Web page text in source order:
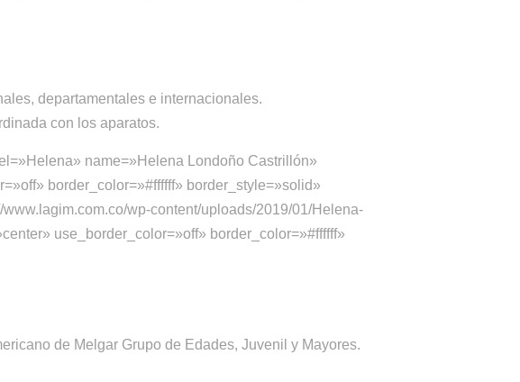
departamentales e internacionales.
con los aparatos.
name=»Helena Londoño Castrillón»
border_color=»#ffffff» border_style=»solid»
wp-content/uploads/2019/01/Helena-
use_border_color=»off» border_color=»#ffffff»
de Melgar Grupo de Edades, Juvenil y Mayores.